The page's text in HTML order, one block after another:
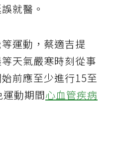
就醫。
運動，蔡適吉提
天氣嚴寒時刻從事
前應至少進行15至
動期間心血管疾病